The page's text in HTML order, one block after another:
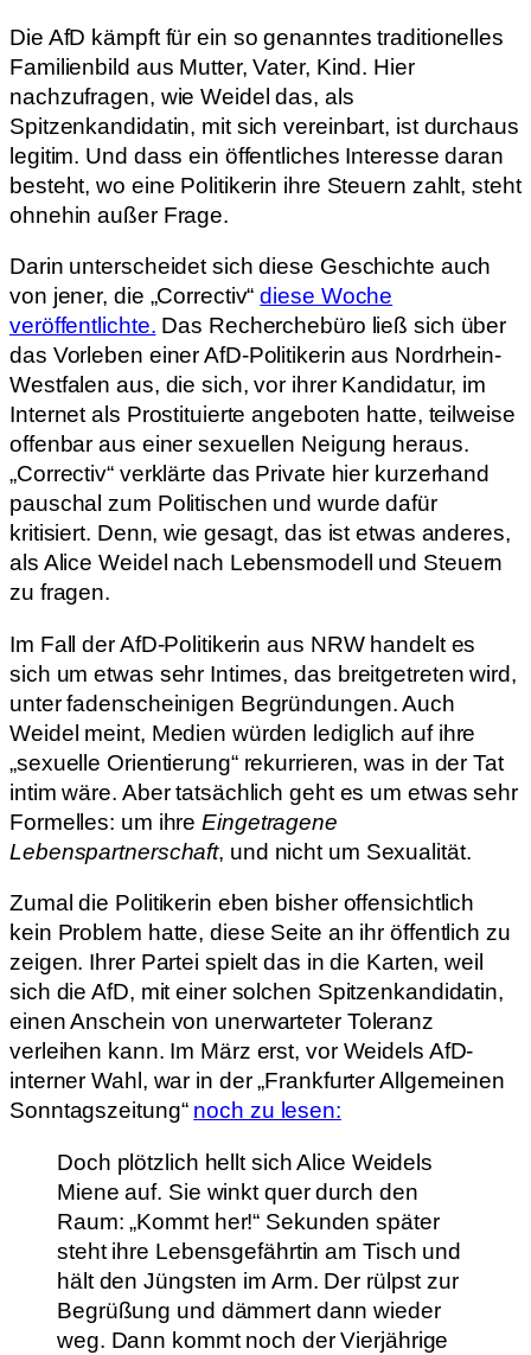
Die AfD kämpft für ein so genanntes traditionelles
Familienbild aus Mutter, Vater, Kind. Hier
nachzufragen, wie Weidel das, als
Spitzenkandidatin, mit sich vereinbart, ist durchaus
legitim. Und dass ein öffentliches Interesse daran
besteht, wo eine Politikerin ihre Steuern zahlt, steht
ohnehin außer Frage.
Darin unterscheidet sich diese Geschichte auch
von jener, die „Correctiv“diese Woche
veröffentlichte. Das Recherchebüro ließ sich über
das Vorleben einer AfD-Politikerin aus Nordrhein-
Westfalen aus, die sich, vor ihrer Kandidatur, im
Internet als Prostituierte angeboten hatte, teilweise
offenbar aus einer sexuellen Neigung heraus.
„Correctiv“ verklärte das Private hier kurzerhand
pauschal zum Politischen und wurde dafür
kritisiert. Denn, wie gesagt, das ist etwas anderes,
als Alice Weidel nach Lebensmodell und Steuern
zu fragen.
Im Fall der AfD-Politikerin aus NRW handelt es
sich um etwas sehr Intimes, das breitgetreten wird,
unter fadenscheinigen Begründungen. Auch
Weidel meint, Medien würden lediglich auf ihre
„sexuelle Orientierung“ rekurrieren, was in der Tat
intim wäre. Aber tatsächlich geht es um etwas sehr
Formelles: um ihreEingetragene
Lebenspartnerschaft, und nicht um Sexualität.
Zumal die Politikerin eben bisher offensichtlich
kein Problem hatte, diese Seite an ihr öffentlich zu
zeigen. Ihrer Partei spielt das in die Karten, weil
sich die AfD, mit einer solchen Spitzenkandidatin,
einen Anschein von unerwarteter Toleranz
verleihen kann. Im März erst, vor Weidels AfD-
interner Wahl, war in der „Frankfurter Allgemeinen
Sonntagszeitung“ noch zu lesen:
Doch plötzlich hellt sich Alice Weidels
Miene auf. Sie winkt quer durch den
Raum: „Kommt her!“ Sekunden später
steht ihre Lebensgefährtin am Tisch und
hält den Jüngsten im Arm. Der rülpst zur
Begrüßung und dämmert dann wieder
weg. Dann kommt noch der Vierjährige